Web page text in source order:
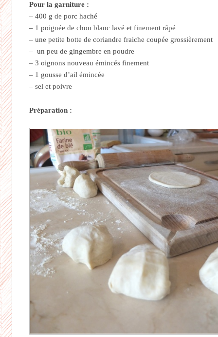
Pour la garniture :
– 400 g de porc haché
– 1 poignée de chou blanc lavé et finement râpé
– une petite botte de coriandre fraiche coupée grossièrement
– un peu de gingembre en poudre
– 3 oignons nouveau émincés finement
– 1 gousse d’ail émincée
– sel et poivre
Préparation :